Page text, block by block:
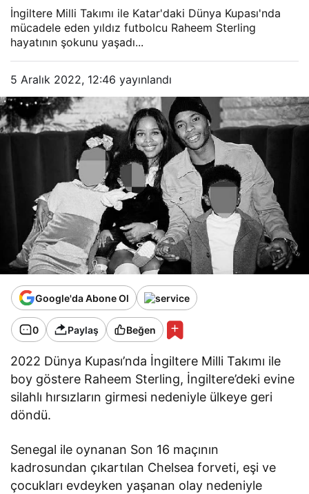
İngiltere Milli Takımı ile Katar'daki Dünya Kupası'nda
mücadele eden yıldız futbolcu Raheem Sterling
hayatının şokunu yaşadı...
5 Aralık 2022, 12:46 yayınlandı
Google'da Abone Ol
0 Paylaş Beğen
2022 Dünya Kupası’nda İngiltere Milli Takımı ile
boy göstere Raheem Sterling, İngiltere’deki evine
silahlı hırsızların girmesi nedeniyle ülkeye geri
döndü.
Senegal ile oynanan Son 16 maçının
kadrosundan çıkartılan Chelsea forveti, eşi ve
çocukları evdeyken yaşanan olay nedeniyle